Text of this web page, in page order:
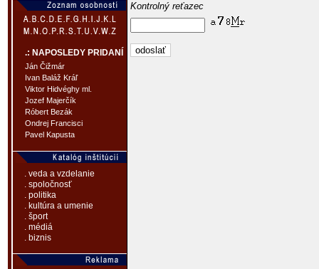
.: NAPOSLEDY PRIDANÍ
Ján Čižmár
Ivan Baláž Kráľ
Viktor Hidvéghy ml.
Jozef Majerčík
Róbert Bezák
Ondrej Francisci
Pavel Kapusta
. veda a vzdelanie
. spoločnosť
. politika
. kultúra a umenie
. šport
. médiá
. biznis
Kontrolný reťazec